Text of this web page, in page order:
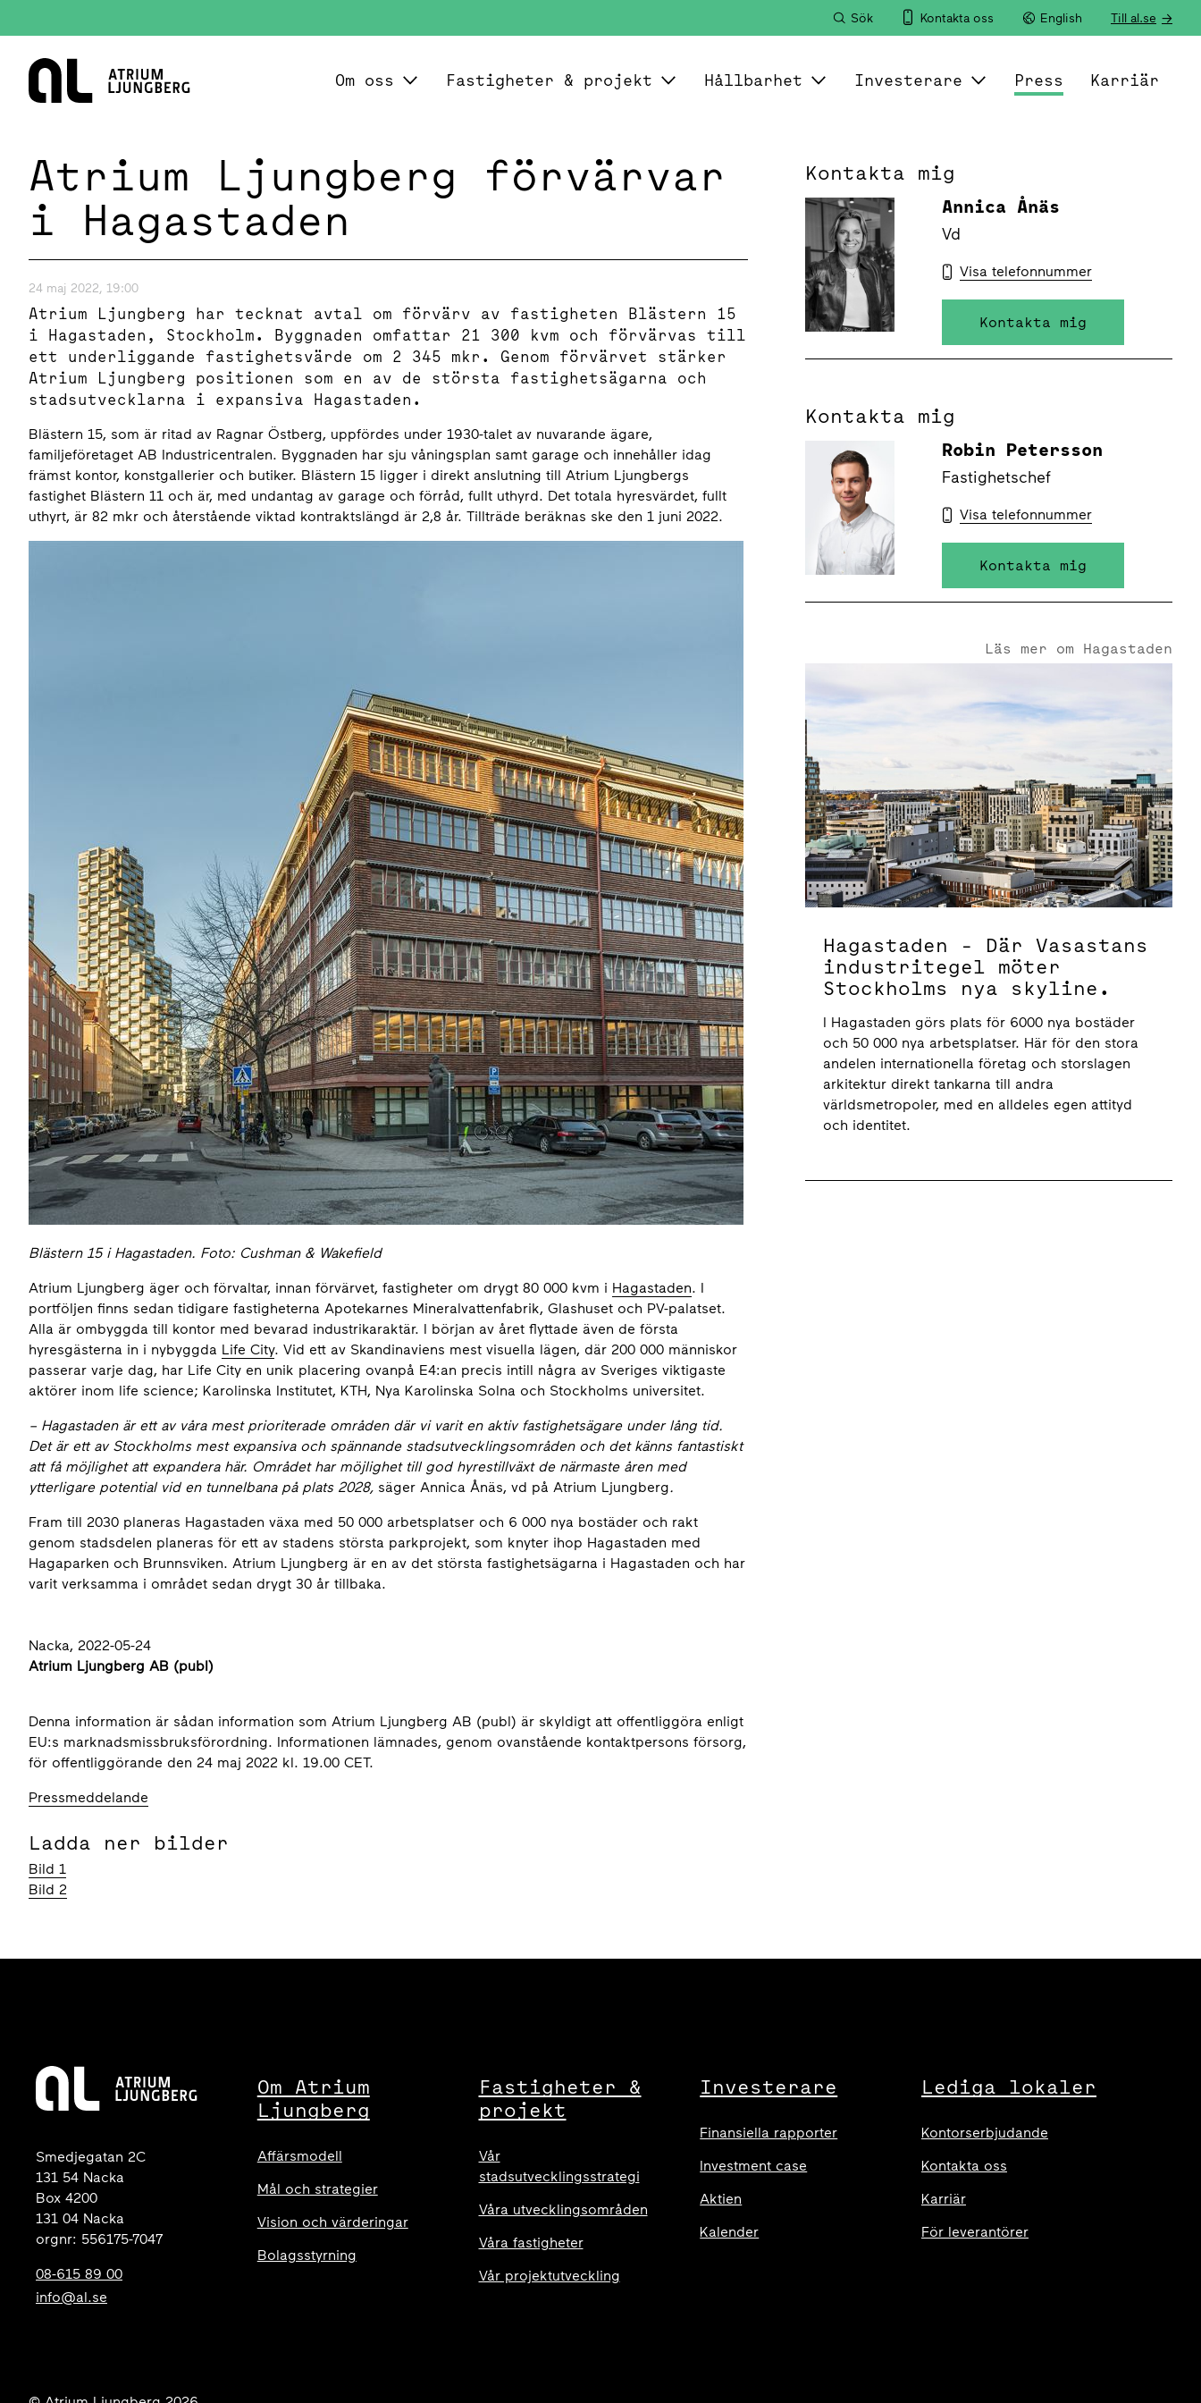
Sök Kontakta oss English Till al.se
Hem
Om oss Fastigheter & projekt Hållbarhet Investerare Press Karriär
Atrium Ljungberg förvärvar
i Hagastaden
24 maj 2022, 19:00
Atrium Ljungberg har tecknat avtal om förvärv av fastigheten Blästern 15
i Hagastaden, Stockholm. Byggnaden omfattar 21 300 kvm och förvärvas till
ett underliggande fastighetsvärde om 2 345 mkr. Genom förvärvet stärker
Atrium Ljungberg positionen som en av de största fastighetsägarna och
stadsutvecklarna i expansiva Hagastaden.
Blästern 15, som är ritad av Ragnar Östberg, uppfördes under 1930-talet av nuvarande ägare,
familjeföretaget AB Industricentralen. Byggnaden har sju våningsplan samt garage och innehåller idag
främst kontor, konstgallerier och butiker. Blästern 15 ligger i direkt anslutning till Atrium Ljungbergs
fastighet Blästern 11 och är, med undantag av garage och förråd, fullt uthyrd. Det totala hyresvärdet, fullt
uthyrt, är 82 mkr och återstående viktad kontraktslängd är 2,8 år. Tillträde beräknas ske den 1 juni 2022.
Blästern 15 i Hagastaden. Foto: Cushman & Wakefield
Atrium Ljungberg äger och förvaltar, innan förvärvet, fastigheter om drygt 80 000 kvm i Hagastaden. I
portföljen finns sedan tidigare fastigheterna Apotekarnes Mineralvattenfabrik, Glashuset och PV-palatset.
Alla är ombyggda till kontor med bevarad industrikaraktär. I början av året flyttade även de första
hyresgästerna in i nybyggda Life City. Vid ett av Skandinaviens mest visuella lägen, där 200 000 människor
passerar varje dag, har Life City en unik placering ovanpå E4:an precis intill några av Sveriges viktigaste
aktörer inom life science; Karolinska Institutet, KTH, Nya Karolinska Solna och Stockholms universitet.
– Hagastaden är ett av våra mest prioriterade områden där vi varit en aktiv fastighetsägare under lång tid.
Det är ett av Stockholms mest expansiva och spännande stadsutvecklingsområden och det känns fantastiskt
att få möjlighet att expandera här. Området har möjlighet till god hyrestillväxt de närmaste åren med
ytterligare potential vid en tunnelbana på plats 2028, säger Annica Ånäs, vd på Atrium Ljungberg.
Fram till 2030 planeras Hagastaden växa med 50 000 arbetsplatser och 6 000 nya bostäder och rakt
genom stadsdelen planeras för ett av stadens största parkprojekt, som knyter ihop Hagastaden med
Hagaparken och Brunnsviken. Atrium Ljungberg är en av det största fastighetsägarna i Hagastaden och har
varit verksamma i området sedan drygt 30 år tillbaka.
Nacka, 2022-05-24
Atrium Ljungberg AB (publ)
Denna information är sådan information som Atrium Ljungberg AB (publ) är skyldigt att offentliggöra enligt
EU:s marknadsmissbruksförordning. Informationen lämnades, genom ovanstående kontaktpersons försorg,
för offentliggörande den 24 maj 2022 kl. 19.00 CET.
Pressmeddelande
Ladda ner bilder
Bild 1
Bild 2
Kontakta mig
Annica Ånäs
Vd
Visa telefonnummer
Kontakta mig
Kontakta mig
Robin Petersson
Fastighetschef
Visa telefonnummer
Kontakta mig
Hagastaden - Där Vasastans industritegel möter
Läs mer om Hagastaden
Hagastaden - Där Vasastans
industritegel möter
Stockholms nya skyline.
I Hagastaden görs plats för 6000 nya bostäder
och 50 000 nya arbetsplatser. Här för den stora
andelen internationella företag och storslagen
arkitektur direkt tankarna till andra
världsmetropoler, med en alldeles egen attityd
och identitet.
Smedjegatan 2C
131 54 Nacka
Box 4200
131 04 Nacka
orgnr: 556175-7047
08-615 89 00
info@al.se
Om Atrium
Ljungberg
Affärsmodell
Mål och strategier
Vision och värderingar
Bolagsstyrning
Fastigheter &
projekt
Vår
stadsutvecklingsstrategi
Våra utvecklingsområden
Våra fastigheter
Vår projektutveckling
Investerare
Finansiella rapporter
Investment case
Aktien
Kalender
Lediga lokaler
Kontorserbjudande
Kontakta oss
Karriär
För leverantörer